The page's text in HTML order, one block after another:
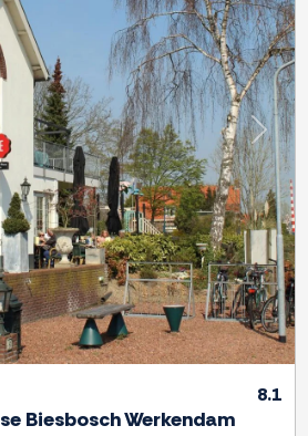
8.1
Biesbosch Werkendam